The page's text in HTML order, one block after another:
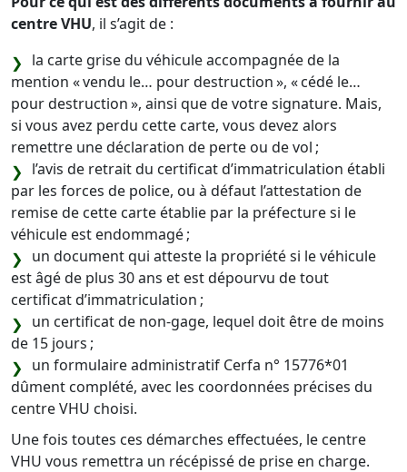
centre VHU, il s’agit de :
la carte grise du véhicule accompagnée de la
mention « vendu le… pour destruction », « cédé le…
pour destruction », ainsi que de votre signature. Mais,
si vous avez perdu cette carte, vous devez alors
remettre une déclaration de perte ou de vol ;
l’avis de retrait du certificat d’immatriculation établi
par les forces de police, ou à défaut l’attestation de
remise de cette carte établie par la préfecture si le
véhicule est endommagé ;
un document qui atteste la propriété si le véhicule
est âgé de plus 30 ans et est dépourvu de tout
certificat d’immatriculation ;
un certificat de non-gage, lequel doit être de moins
de 15 jours ;
un formulaire administratif Cerfa n° 15776*01
dûment complété, avec les coordonnées précises du
centre VHU choisi.
Une fois toutes ces démarches effectuées, le centre
VHU vous remettra un récépissé de prise en charge.